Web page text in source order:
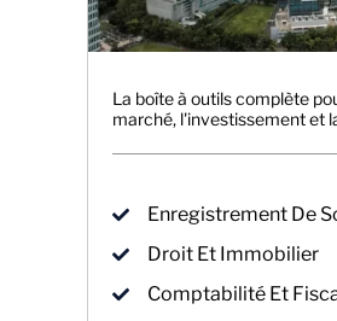
La boîte à outils complète
marché, l'investissement et
Enregistrement De
Droit Et Immobilier
Comptabilité Et